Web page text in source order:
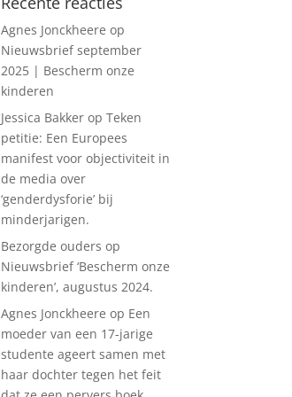
Agnes Jonckheere op
Nieuwsbrief september
2025 | Bescherm onze
kinderen
Jessica Bakker opTeken
petitie: Een Europees
manifest voor objectiviteit in
de media over
‘genderdysforie’ bij
minderjarigen.
Bezorgde ouders op
Nieuwsbrief ‘Bescherm onze
kinderen’, augustus 2024.
Agnes Jonckheere op Een
moeder van een 17-jarige
studente ageert samen met
haar dochter tegen het feit